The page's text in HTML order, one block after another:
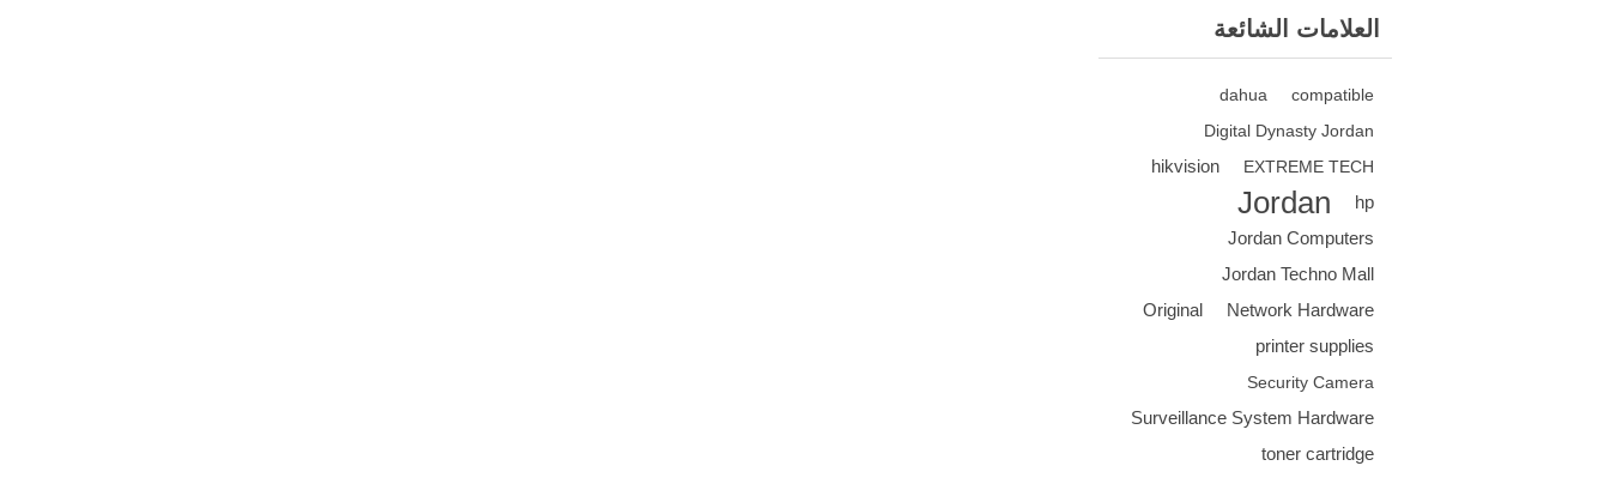
العلامات الشائعة
compatible
dahua
Digital Dynasty Jordan
EXTREME TECH
hikvision
hp
Jordan
Jordan Computers
Jordan Techno Mall
Network Hardware
Original
printer supplies
Security Camera
Surveillance System Hardware
toner cartridge